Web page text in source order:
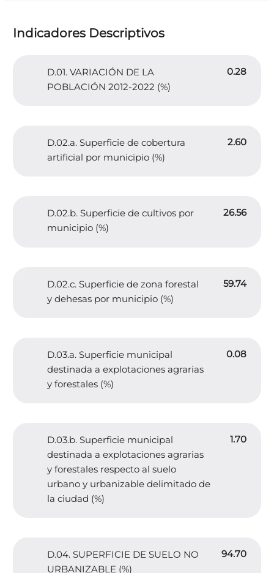
Indicadores Descriptivos
D.01. VARIACIÓN DE LA
POBLACIÓN 2012-2022 (%)
0.28
D.02.a. Superficie de cobertura
artificial por municipio (%)
2.60
D.02.b. Superficie de cultivos por
municipio (%)
26.56
D.02.c. Superficie de zona forestal
y dehesas por municipio (%)
59.74
D.03.a. Superficie municipal
destinada a explotaciones agrarias
y forestales (%)
0.08
D.03.b. Superficie municipal
destinada a explotaciones agrarias
y forestales respecto al suelo
urbano y urbanizable delimitado de
la ciudad (%)
1.70
D.04. SUPERFICIE DE SUELO NO
URBANIZABLE (%)
94.70